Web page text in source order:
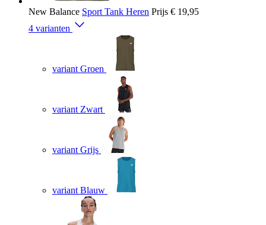
New Balance Sport Tank Heren Prijs € 19,95
4 varianten
variant Groen
variant Zwart
variant Grijs
variant Blauw